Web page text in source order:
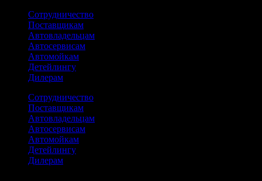
Сотрудничество
Поставщикам
Автовладельцам
Автосервисам
Автомойкам
Детейлингу
Дилерам
Сотрудничество
Поставщикам
Автовладельцам
Автосервисам
Автомойкам
Детейлингу
Дилерам